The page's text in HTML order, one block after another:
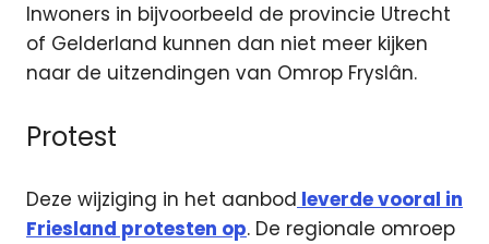
Inwoners in bijvoorbeeld de provincie Utrecht
of Gelderland kunnen dan niet meer kijken
naar de uitzendingen van Omrop Fryslân.
Protest
Deze wijziging in het aanbod leverde vooral in
Friesland protesten op. De regionale omroep